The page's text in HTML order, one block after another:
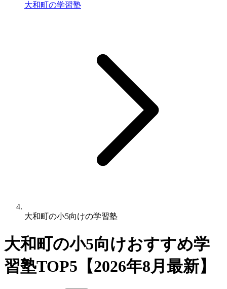
大和町の学習塾
大和町の小5向けの学習塾
大和町の小5向けおすすめ学
習塾TOP5【2026年8月最新】